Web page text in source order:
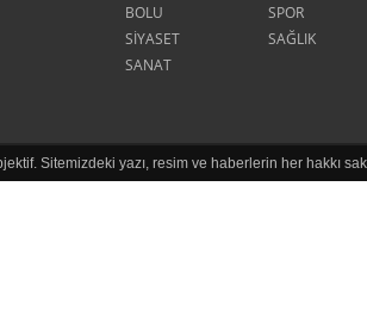
BOLU
SPOR
SİYASET
SAĞLIK
SANAT
Sitemizdeki yazı, resim ve haberlerin her hakkı